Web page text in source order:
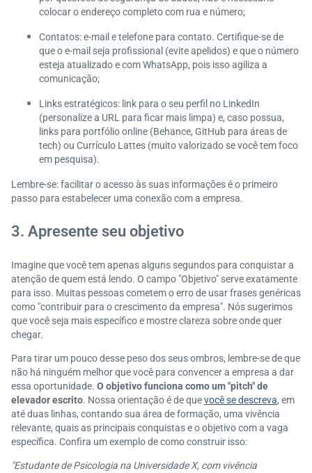
colocar o endereço completo com rua e número;
Contatos: e-mail e telefone para contato. Certifique-se de
que o e-mail seja profissional (evite apelidos) e que o número
esteja atualizado e com WhatsApp, pois isso agiliza a
comunicação;
Links estratégicos: link para o seu perfil no LinkedIn
(personalize a URL para ficar mais limpa) e, caso possua,
links para portfólio online (Behance, GitHub para áreas de
tech) ou Currículo Lattes (muito valorizado se você tem foco
em pesquisa).
Lembre-se: facilitar o acesso às suas informações é o primeiro
passo para estabelecer uma conexão com a empresa.
3. Apresente seu objetivo
Imagine que você tem apenas alguns segundos para conquistar a
atenção de quem está lendo. O campo "Objetivo" serve exatamente
para isso. Muitas pessoas cometem o erro de usar frases genéricas
como "contribuir para o crescimento da empresa". Nós sugerimos
que você seja mais específico e mostre clareza sobre onde quer
chegar.
Para tirar um pouco desse peso dos seus ombros, lembre-se de que
não há ninguém melhor que você para convencer a empresa a dar
essa oportunidade. O objetivo funciona como um "pitch" de
elevador escrito. Nossa orientação é de quevocê se descreva, em
até duas linhas, contando sua área de formação, uma vivência
relevante, quais as principais conquistas e o objetivo com a vaga
específica. Confira um exemplo de como construir isso:
"Estudante de Psicologia na Universidade X, com vivência